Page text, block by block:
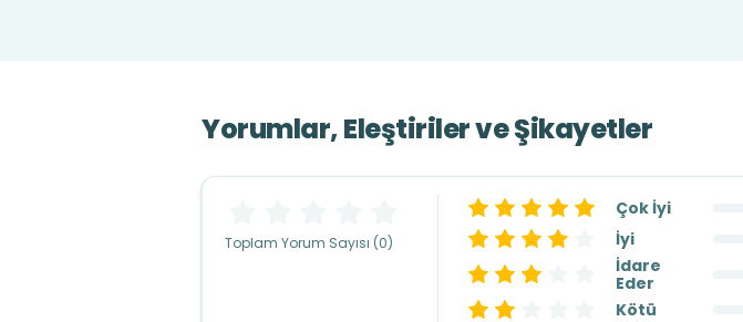
Yorumlar, Eleştiriler ve Şikayetler
Toplam Yorum Sayısı (0)
Çok İyi
İyi
İdare
Eder
Kötü